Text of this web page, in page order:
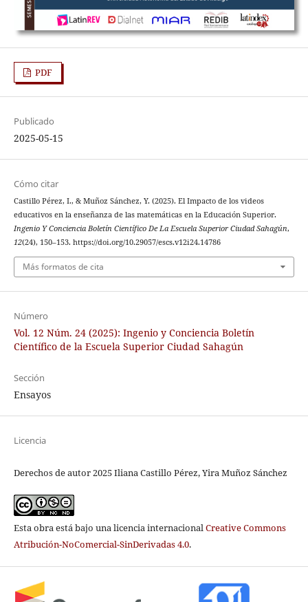
PDF
Publicado
2025-05-15
Cómo citar
Castillo Pérez, I., & Muñoz Sánchez, Y. (2025). El Impacto de los videos
educativos en la enseñanza de las matemáticas en la Educación Superior.
Ingenio Y Conciencia Boletín Científico De La Escuela Superior Ciudad Sahagún,
12(24), 150–153. https://doi.org/10.29057/escs.v12i24.14786
Más formatos de cita
Número
Vol. 12 Núm. 24 (2025): Ingenio y Conciencia Boletín
Científico de la Escuela Superior Ciudad Sahagún
Sección
Ensayos
Licencia
Derechos de autor 2025 Iliana Castillo Pérez, Yira Muñoz Sánchez
Esta obra está bajo una licencia internacionalCreative Commons
Atribución-NoComercial-SinDerivadas 4.0.